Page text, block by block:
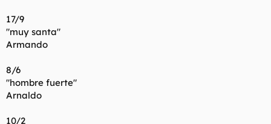
17/9
"muy santa"
Armando
8/6
"hombre fuerte"
Arnaldo
10/2